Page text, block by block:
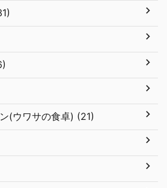
(ウワサの食卓) (21)